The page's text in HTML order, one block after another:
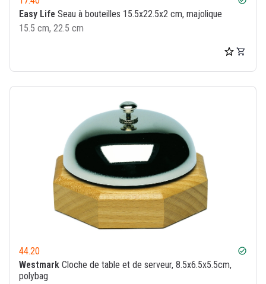
Easy Life Seau à bouteilles 15.5x22.5x2 cm, majolique
15.5 cm, 22.5 cm
44.20 check_circle
Westmark Cloche de table et de serveur, 8.5x6.5x5.5cm,
polybag